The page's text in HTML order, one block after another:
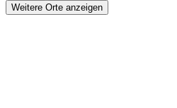
Weitere Orte anzeigen